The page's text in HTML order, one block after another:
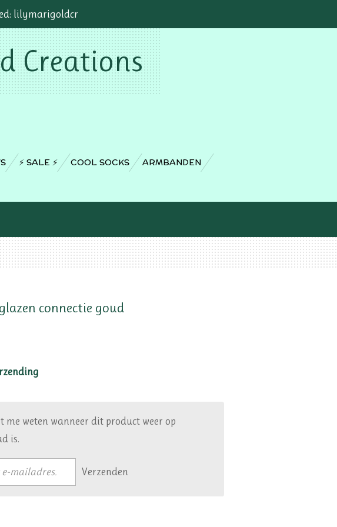
lilymarigoldcr
Creations
⚡️ SALE ⚡️ COOL SOCKS
ARMBANDEN
connectie goud
me weten wanneer dit product weer op
is.
Verzenden